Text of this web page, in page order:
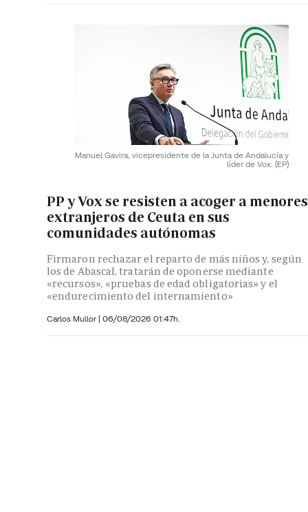
Manuel Gavira, vicepresidente de la Junta de Andalucía y
líder de Vox. (EP)
PP y Vox se resisten a acoger a menores
extranjeros de Ceuta en sus
comunidades autónomas
Firmaron rechazar el reparto de más niños y, según
los de Abascal, tratarán de oponerse mediante
«recursos», «pruebas de edad obligatorias» y el
«endurecimiento del internamiento»
Carlos Mullor | 06/08/2026 01:47h.